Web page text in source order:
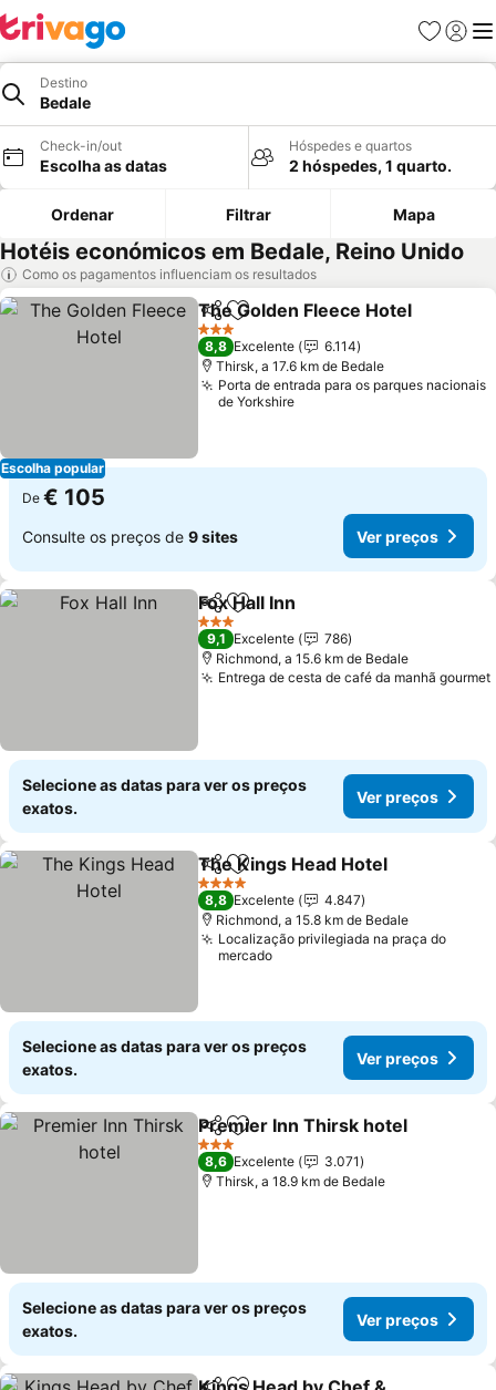
Favoritos
Iniciar
Destino
Bedale
Check-in/out
Escolha as datas
Hóspedes e quartos
2 hóspedes, 1 quarto.
Ordenar Filtrar Mapa
Hotéis económicos em Bedale, Reino Unido
Como os pagamentos influenciam os resultados
Escolha popular
PartilharAdicionar aos favoritos
The Golden Fleece Hotel
3 Estrelas
8,8 Excelente
6.114
Thirsk, a 17.6 km de Bedale
Porta de entrada para os parques nacionais
de Yorkshire
De € 105
Consulte os preços de 9 sites Ver preços
PartilharAdicionar aos favoritos
Fox Hall Inn
3 Estrelas
9,1 Excelente
786
Richmond, a 15.6 km de Bedale
Entrega de cesta de café da manhã gourmet
Selecione as datas para ver os preços
exatos.
Ver preços
PartilharAdicionar aos favoritos
The Kings Head Hotel
4 Estrelas
8,8 Excelente
4.847
Richmond, a 15.8 km de Bedale
Localização privilegiada na praça do
mercado
Selecione as datas para ver os preços
exatos.
Ver preços
PartilharAdicionar aos favoritos
Premier Inn Thirsk hotel
3 Estrelas
8,6 Excelente
3.071
Thirsk, a 18.9 km de Bedale
Selecione as datas para ver os preços
exatos.
Ver preços